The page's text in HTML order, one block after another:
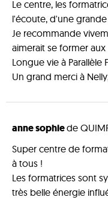
Le centre, les
l'écoute, d'une
Je recommande
aimerait se former
Longue vie à Parallèle
Un grand merci à
anne sophiede
Super centre de
à tous !
Les formatrices sont
très belle énergie